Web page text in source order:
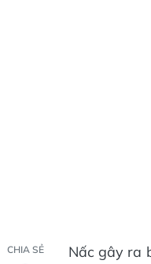
CHIA SẺ
Nấc gây ra